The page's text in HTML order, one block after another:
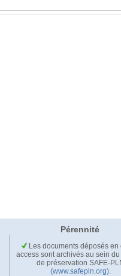
Pérennité
Les documents déposés en
access sont archivés au sein
de préservation SAFE-
(www.safepln.org).